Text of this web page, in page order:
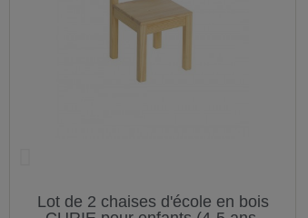
Lot de 2 chaises d'école en bois